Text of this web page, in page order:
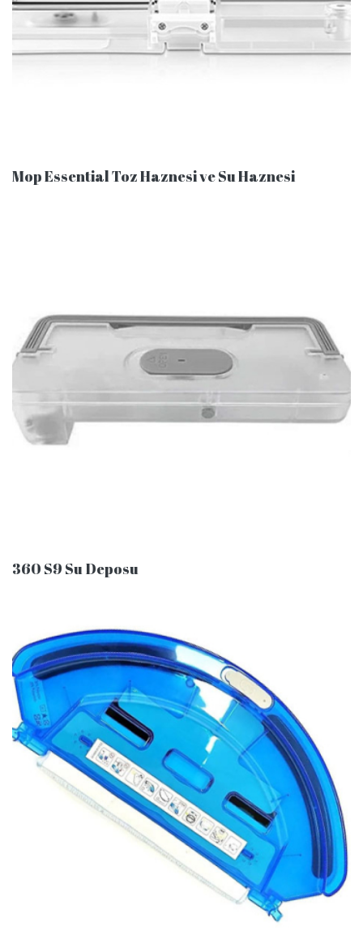
Mop Essential Toz Haznesi ve Su Haznesi
360 S9 Su Deposu